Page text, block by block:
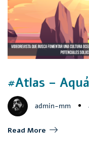
#Atlas –
admin-mm
Read More